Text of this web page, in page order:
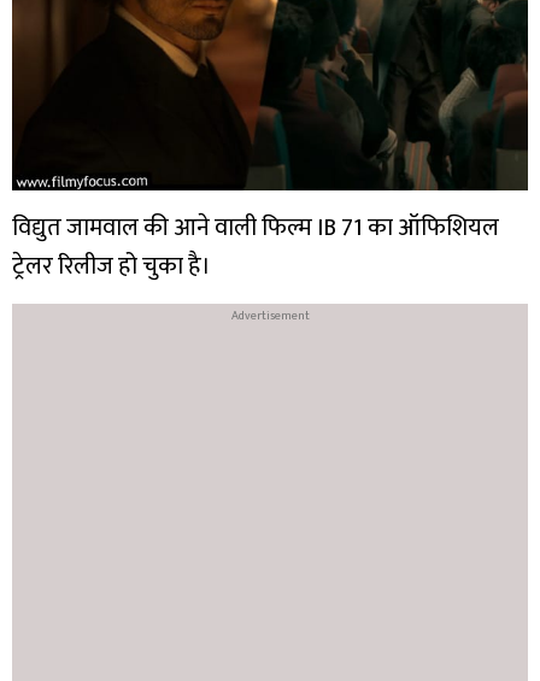
विद्युत जामवाल की आने वाली फिल्म IB 71 का ऑफिशियल
ट्रेलर रिलीज हो चुका है।